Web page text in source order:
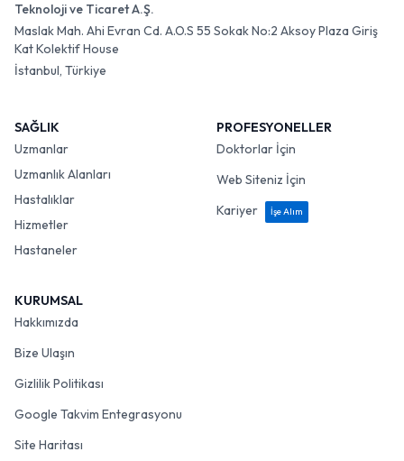
Teknoloji ve Ticaret A.Ş.
Maslak Mah. Ahi Evran Cd. A.O.S 55 Sokak No:2 Aksoy Plaza Giriş
Kat Kolektif House
İstanbul, Türkiye
SAĞLIK
Uzmanlar
Uzmanlık Alanları
Hastalıklar
Hizmetler
Hastaneler
PROFESYONELLER
Doktorlar İçin
Web Siteniz İçin
Kariyer
İşe Alım
KURUMSAL
Hakkımızda
Bize Ulaşın
Gizlilik Politikası
Google Takvim Entegrasyonu
Site Haritası